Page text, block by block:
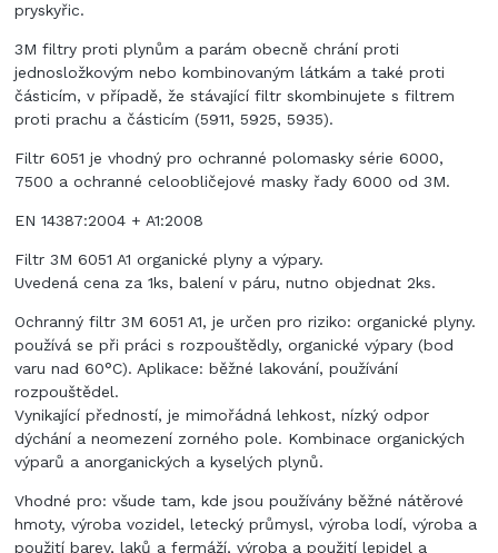
pryskyřic.
3M filtry proti plynům a parám obecně chrání proti
jednosložkovým nebo kombinovaným látkám a také proti
částicím, v případě, že stávající filtr skombinujete s filtrem
proti prachu a částicím (5911, 5925, 5935).
Filtr 6051 je vhodný pro ochranné polomasky série 6000,
7500 a ochranné celoobličejové masky řady 6000 od 3M.
EN 14387:2004 + A1:2008
Filtr 3M 6051 A1 organické plyny a výpary.
Uvedená cena za 1ks, balení v páru, nutno objednat 2ks.
Ochranný filtr 3M 6051 A1, je určen pro riziko: organické plyny.
používá se při práci s rozpouštědly, organické výpary (bod
varu nad 60°C). Aplikace: běžné lakování, používání
rozpouštědel.
Vynikající předností, je mimořádná lehkost, nízký odpor
dýchání a neomezení zorného pole. Kombinace organických
výparů a anorganických a kyselých plynů.
Vhodné pro: všude tam, kde jsou používány běžné nátěrové
hmoty, výroba vozidel, letecký průmysl, výroba lodí, výroba a
použití barev, laků a fermáží, výroba a použití lepidel a